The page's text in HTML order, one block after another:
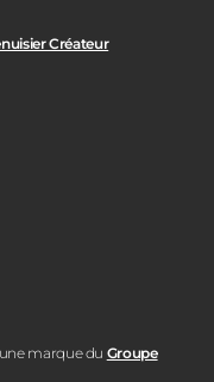
Créateur
marque du Groupe